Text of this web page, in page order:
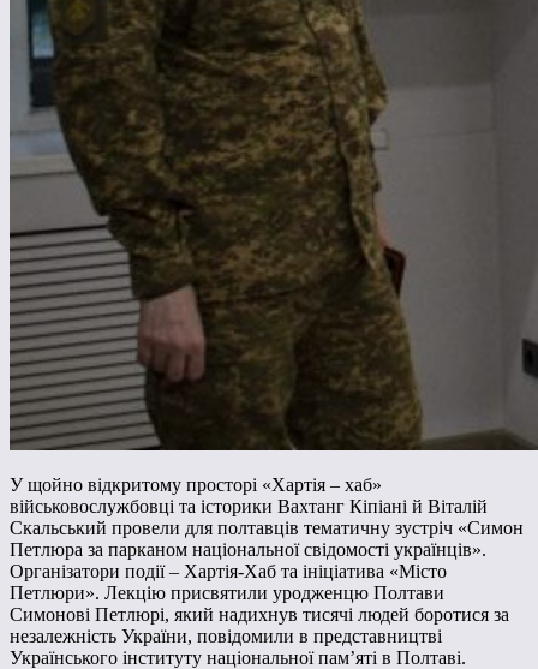
У щойно відкритому просторі «Хартія – хаб»
військовослужбовці та історики Вахтанг Кіпіані й Віталій
Скальський провели для полтавців тематичну зустріч «Симон
Петлюра за парканом національної свідомості українців».
Організатори події – Хартія-Хаб та ініціатива «Місто
Петлюри». Лекцію присвятили уродженцю Полтави
Симонові Петлюрі, який надихнув тисячі людей боротися за
незалежність України, повідомили в представництві
Українського інституту національної пам’яті в Полтаві.